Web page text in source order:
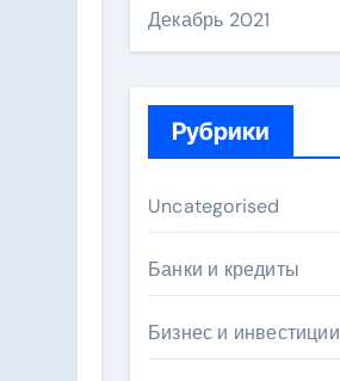
Декабрь 2021
Рубрики
Uncategorised
Банки и кредиты
Бизнес и инвестиции